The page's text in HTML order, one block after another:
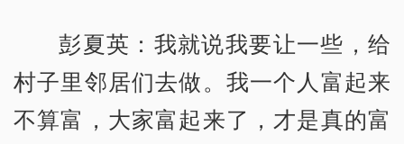
彭夏英：我就说我要让一些，给
村子里邻居们去做。我一个人富起来
不算富，大家富起来了，才是真的富